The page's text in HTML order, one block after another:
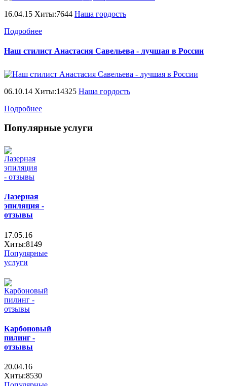
16.04.15 Хиты:7644 Наша гордость
Подробнее
Наш стилист Анастасия Савельева - лучшая в России
06.10.14 Хиты:14325 Наша гордость
Подробнее
Популярные услуги
Лазерная
эпиляция -
отзывы
17.05.16
Хиты:8149
Популярные
услуги
Карбоновый
пилинг -
отзывы
20.04.16
Хиты:8530